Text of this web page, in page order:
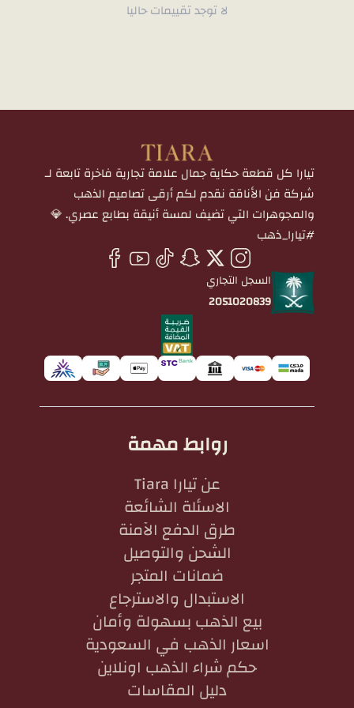
لا توجد تقييمات حاليا
تيارا كل قطعة حكاية جمال علامة تجارية فاخرة تابعة لـ
شركة فن الأناقة نقدم لكم أرقى تصاميم الذهب
والمجوهرات التي تضيف لمسة أنيقة بطابع عصري. 💎
#تيارا_ذهب
السجل التجاري
2051020839
روابط مهمة
عن تيارا Tiara
الاسئلة الشائعة
طرق الدفع الآمنة
الشحن والتوصيل
ضمانات المتجر
الاستبدال والاسترجاع
بيع الذهب بسهولة وأمان
اسعار الذهب في السعودية
حكم شراء الذهب اونلاين
دليل المقاسات